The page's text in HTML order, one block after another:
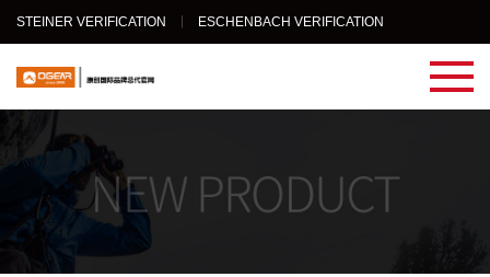
STEINER VERIFICATION ESCHENBACH VERIFICATION